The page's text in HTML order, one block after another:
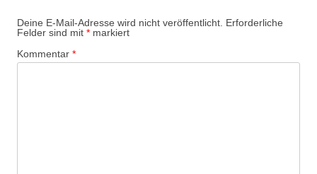
Deine E-Mail-Adresse wird nicht veröffentlicht. Erforderliche
Felder sind mit * markiert
Kommentar *